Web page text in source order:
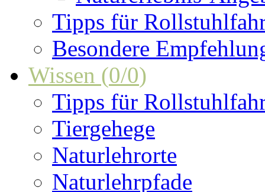
Tipps für
Besondere
Wissen (0/0)
Tipps für
Tiergehege
Naturlehrorte
Naturlehrpfade